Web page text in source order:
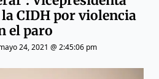
CIDH por violencia
el paro
24, 2021 @ 2:45:06 pm